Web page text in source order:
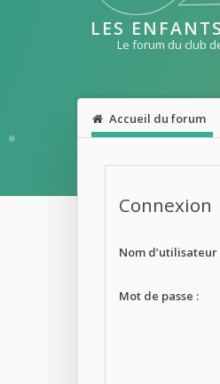
LES
Le forum du club
Accueil du forum
Connexion
Nom d’utilisateur
Mot de passe :